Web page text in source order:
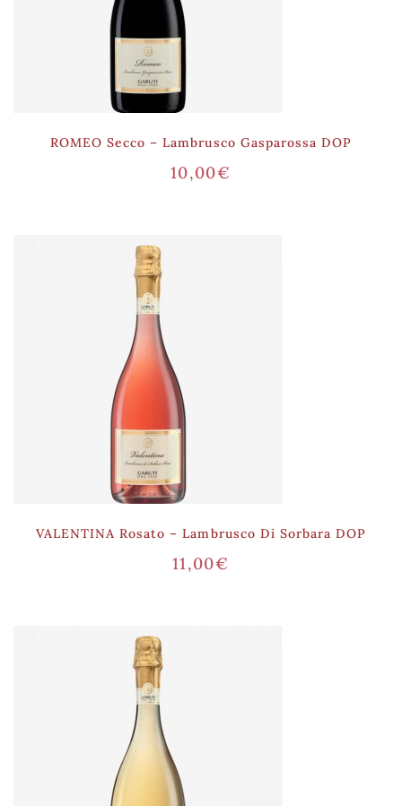
ROMEO Secco – Lambrusco Gasparossa DOP
10,00€
VALENTINA Rosato – Lambrusco Di Sorbara DOP
11,00€